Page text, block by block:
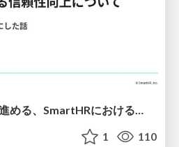
QAエンジニア起点で進める、SmartHRにおける信頼性向上について
1 110